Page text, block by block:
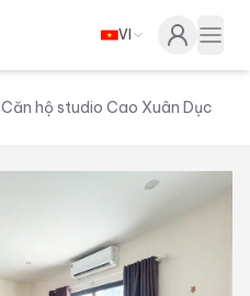
VI
Căn hộ studio Cao Xuân Dục